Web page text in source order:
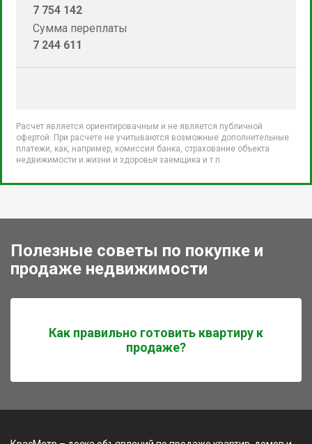
7 754 142
Сумма переплаты
7 244 611
Расчет является ориентировачным и не является публичной
офертой. При расчете не учитываются возможные дополнительные
платежи, как, например, комиссия банка, страхование объекта
недвижимости и жизни и здоровья заемщика и т.п.
Полезные советы по покупке и
продаже недвижимости
Как правильно готовить квартиру к
продаже?